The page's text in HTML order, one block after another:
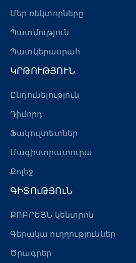
Մեր ռեկտորները
Պատմություն
Պատկերասրահ
ԿՐԹՈՒԹՅՈՒՆ
Ընդունելություն
Դիմորդ
Ֆակուլտետներ
Մագիստրատուրա
Քոլեջ
ԳԻՏՈւԹՅՈւՆ
ՔՈԲՐԵՅՆ կենտրոն
Գերակա ուղղություններ
Ծրագրեր